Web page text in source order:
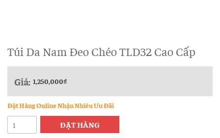
Túi Da Nam Đeo Chéo TLD32 Cao Cấp
Giá: 1,250,000₫
Đặt Hàng Online Nhận Nhièu Ưu Đãi
Túi
Da
ĐẶT HÀNG